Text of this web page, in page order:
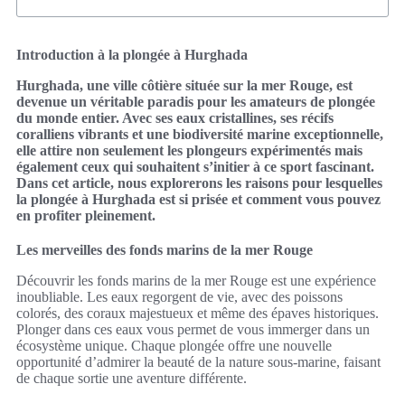
Introduction à la plongée à Hurghada
Hurghada, une ville côtière située sur la mer Rouge, est
devenue un véritable paradis pour les amateurs de plongée
du monde entier. Avec ses eaux cristallines, ses récifs
coralliens vibrants et une biodiversité marine exceptionnelle,
elle attire non seulement les plongeurs expérimentés mais
également ceux qui souhaitent s’initier à ce sport fascinant.
Dans cet article, nous explorerons les raisons pour lesquelles
la plongée à Hurghada est si prisée et comment vous pouvez
en profiter pleinement.
Les merveilles des fonds marins de la mer Rouge
Découvrir les fonds marins de la mer Rouge est une expérience
inoubliable. Les eaux regorgent de vie, avec des poissons
colorés, des coraux majestueux et même des épaves historiques.
Plonger dans ces eaux vous permet de vous immerger dans un
écosystème unique. Chaque plongée offre une nouvelle
opportunité d’admirer la beauté de la nature sous-marine, faisant
de chaque sortie une aventure différente.